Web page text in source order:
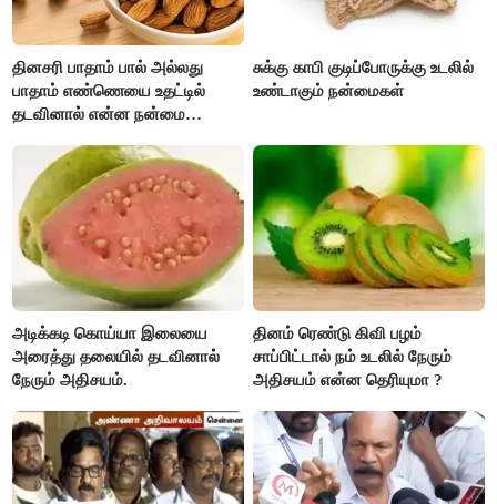
தினசரி பாதாம் பால் அல்லது
பாதாம் எண்ணெயை உதட்டில்
தடவினால் என்ன நன்மை
சுக்கு காபி குடிப்போருக்கு உடலில்
உண்டாகும் நன்மைகள்
அடிக்கடி கொய்யா இலையை
அரைத்து தலையில் தடவினால்
நேரும் அதிசயம்.
தினம் ரெண்டு கிவி பழம்
சாப்பிட்டால் நம் உடலில் நேரும்
அதிசயம் என்ன தெரியுமா ?